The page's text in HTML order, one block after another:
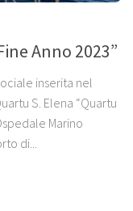
Anno 2023”
inserita nel
S. Elena “Quartu
Marino
di...